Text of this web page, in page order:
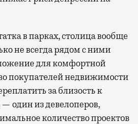
в парках, столица вообще
не всегда рядом с ними
для комфортной
покупателей недвижимости
за близость к
— один из девелоперов,
количество проектов